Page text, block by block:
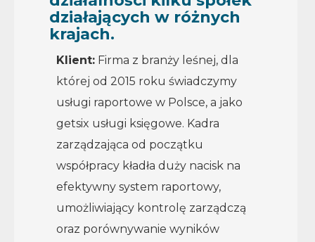
działających w różnych
krajach.
Klient: Firma z branży leśnej, dla
której od 2015 roku świadczymy
usługi raportowe w Polsce, a jako
getsix usługi księgowe. Kadra
zarządzająca od początku
współpracy kładła duży nacisk na
efektywny system raportowy,
umożliwiający kontrolę zarządczą
oraz porównywanie wyników